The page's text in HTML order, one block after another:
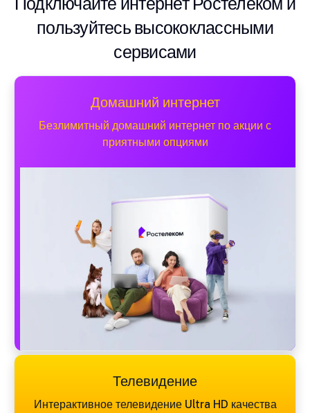
пользуйтесь высококлассными
сервисами
Домашний интернет
Безлимитный домашний интернет по акции с
приятными опциями
Телевидение
Интерактивное телевидение Ultra HD качества